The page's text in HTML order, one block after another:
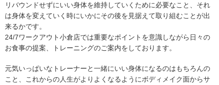
リバウンドせずにいい身体を維持していくために必要なこと、それ
は身体を変えていく時にいかにその後を見据えて取り組むことが出
来るかです。
24/7ワークアウト小倉店では重要なポイントを意識しながら日々の
お食事の提案、トレーニングのご案内をしております。
元気いっぱいなトレーナーと一緒にいい身体になるのはもちろんの
こと、これからの人生がよりよくなるようにボディメイク面からサ